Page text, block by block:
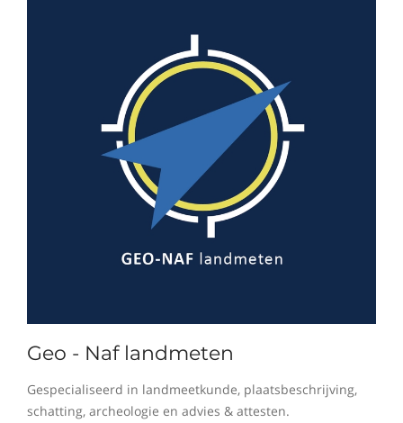
Geo - Naf landmeten
Gespecialiseerd in landmeetkunde, plaatsbeschrijving,
schatting, archeologie en advies & attesten.